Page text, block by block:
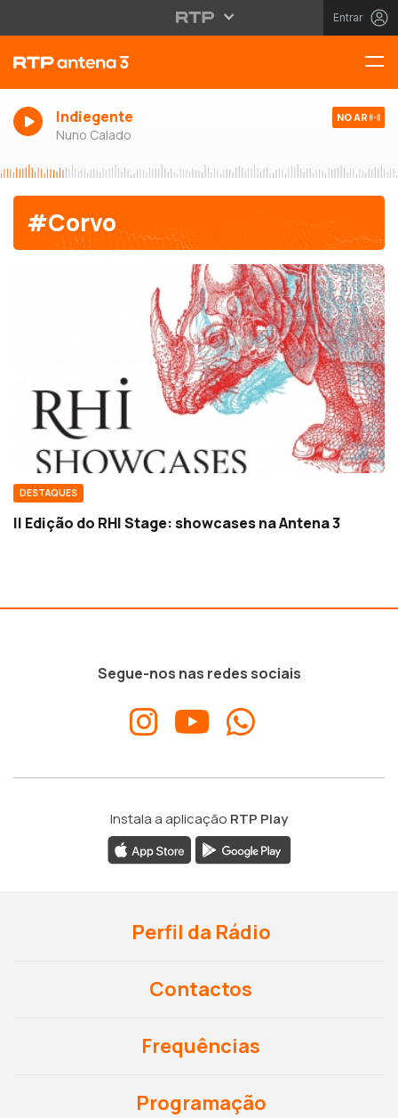
Entrar
Indiegente
Nuno Calado
NO AR
#Corvo
DESTAQUES
II Edição do RHI Stage: showcases na Antena 3
Segue-nos nas redes sociais
Instala a aplicação RTP Play
Perfil da Rádio
Contactos
Frequências
Programação